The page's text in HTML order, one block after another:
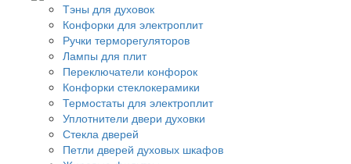
Тэны для духовок
Конфорки для электроплит
Ручки терморегуляторов
Лампы для плит
Переключатели конфорок
Конфорки стеклокерамики
Термостаты для электроплит
Уплотнители двери духовки
Стекла дверей
Петли дверей духовых шкафов